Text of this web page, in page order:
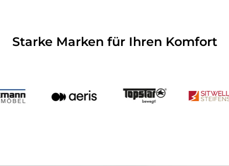
Starke Marken für Ihren Komfort